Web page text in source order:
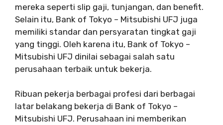
mereka seperti slip gaji, tunjangan, dan benefit.
Selain itu, Bank of Tokyo – Mitsubishi UFJ juga
memiliki standar dan persyaratan tingkat gaji
yang tinggi. Oleh karena itu, Bank of Tokyo –
Mitsubishi UFJ dinilai sebagai salah satu
perusahaan terbaik untuk bekerja.
Ribuan pekerja berbagai profesi dari berbagai
latar belakang bekerja di Bank of Tokyo –
Mitsubishi UFJ. Perusahaan ini memberikan